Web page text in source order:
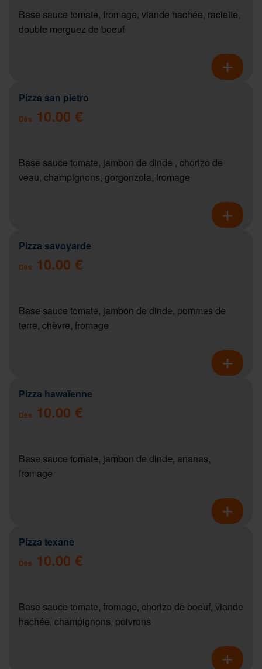
Base sauce tomate, fromage, viande hachée, raclette,
double merguez de boeuf
Pizza san pietro
Dès 10.00 €
Base sauce tomate, jambon de dinde , chorizo de
veau, champignons, gorgonzola, fromage
Pizza savoyarde
Dès 10.00 €
Base sauce tomate, jambon de dinde, pommes de
terre, chèvre, fromage
Pizza hawaïenne
Dès 10.00 €
Base sauce tomate, jambon de dinde, ananas,
fromage
Pizza texane
Dès 10.00 €
Base sauce tomate, fromage, chorizo de boeuf, viande
hachée, champignons, poivrons